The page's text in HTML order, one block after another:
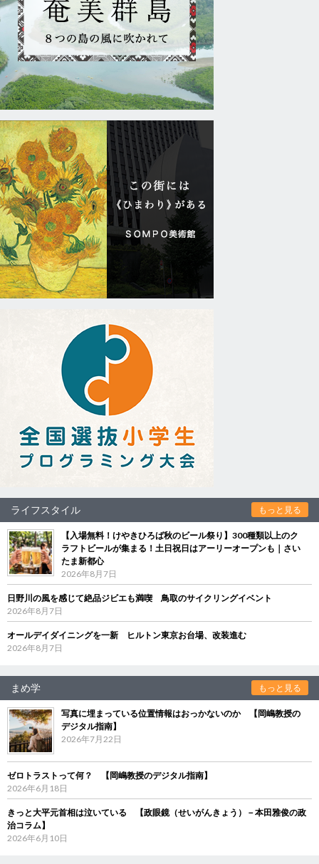
ライフスタイル もっと見る
【入場無料！けやきひろば秋のビール祭り】300種類以上のク
ラフトビールが集まる！土日祝日はアーリーオープンも｜さい
たま新都心
2026年8月7日
日野川の風を感じて絶品ジビエも満喫 鳥取のサイクリングイベント
2026年8月7日
オールデイダイニングを一新 ヒルトン東京お台場、改装進む
2026年8月7日
まめ学 もっと見る
写真に埋まっている位置情報はおっかないのか 【岡嶋教授の
デジタル指南】
2026年7月22日
ゼロトラストって何？ 【岡嶋教授のデジタル指南】
2026年6月18日
きっと大平元首相は泣いている 【政眼鏡（せいがんきょう）－本田雅俊の政
治コラム】
2026年6月10日